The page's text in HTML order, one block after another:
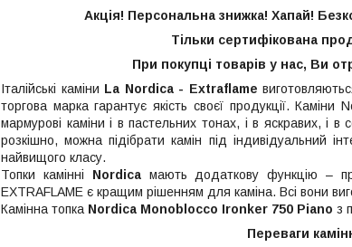
Акція! Персональна знижка! Хапай!
Тільки сертифікована
При покупці товарів у нас, Ви
Італійські каміни La Nordica - Extraflame
торгова марка гарантує якість своєї продукції.
мармурові каміни і в пастельних тонах, і в яскравих, і
розкішно, можна підібрати камін під індивідуальний
найвищого класу.
Топки камінні Nordicaмають додаткову функцію –
EXTRAFLAME є кращим рішенням для каміна. Всі вони
Камінна топка Nordica Monoblocco Ironker 750 Piano з
Переваги